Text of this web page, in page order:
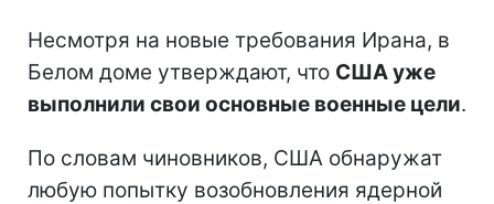
Несмотря на новые требования Ирана, в
Белом доме утверждают, что США уже
выполнили свои основные военные цели.
По словам чиновников, США обнаружат
любую попытку возобновления ядерной